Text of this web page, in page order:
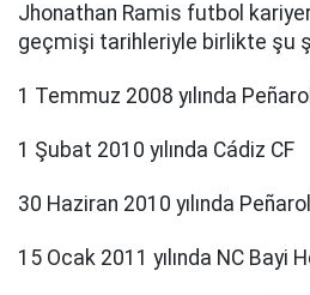
Jhonathan Ramis futbol
geçmişi tarihleriyle birlikte şu
1 Temmuz 2008 yılında Peñarol
1 Şubat 2010 yılında Cádiz CF
30 Haziran 2010 yılında Peñarol
15 Ocak 2011 yılında NC Bayi